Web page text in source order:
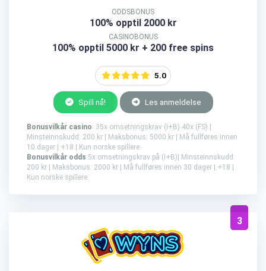
ODDSBONUS
100% opptil 2000 kr
CASINOBONUS
100% opptil 5000 kr + 200 free spins
5.0
Spill nå! Les anmeldelse
Bonusvilkår casino: 35x omsetningskrav (I+B) 40x (FS) |
Minsteinnskudd: 200 kr | Maksbonus: 5000 kr | Må fullføres innen
10 dager | +18 | Kun norske spillere.
Bonusvilkår odds:5x omsetningskrav på (I+B)| Minsteinnskudd:
200 kr | Maksbonus: 2000 kr | Må fullføres innen 30 dager | +18 |
Kun norske spillere.
3